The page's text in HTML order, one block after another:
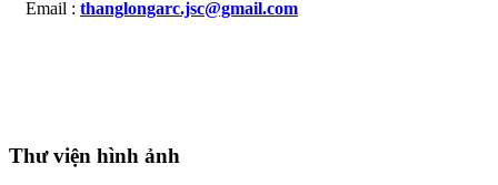
Email : thanglongarc.jsc@gmail.com
Thư viện hình ảnh